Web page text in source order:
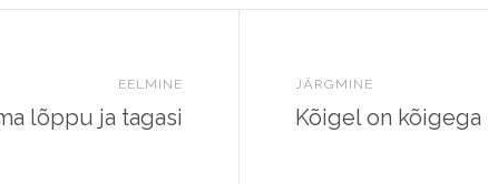
EELMINE
lõppu ja tagasi
JÄRGMINE
Kõigel on kõigega